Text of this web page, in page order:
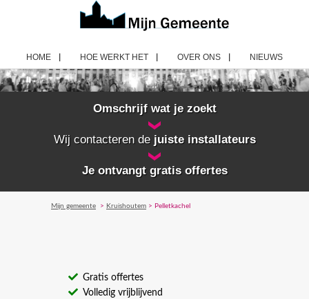
HOME HOE WERKT HET OVER ONS NIEUWS
Omschrijf wat je zoekt
Wij contacteren de juiste installateurs
Je ontvangt gratis offertes
Mijn gemeente > Kruishoutem > Pelletkachel
Gratis offertes
Volledig vrijblijvend